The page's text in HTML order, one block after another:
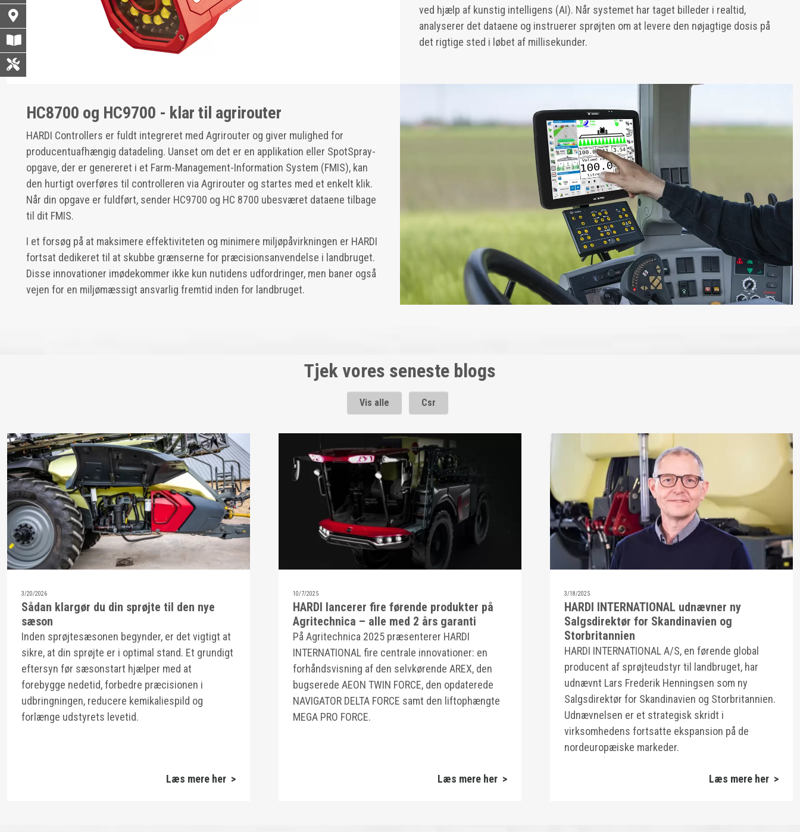
ved hjælp af kunstig intelligens (AI). Når systemet har taget billeder i realtid,
analyserer det dataene og instruerer sprøjten om at levere den nøjagtige dosis på
det rigtige sted i løbet af millisekunder.
HC8700 og HC9700 - klar til agrirouter
HARDI Controllers er fuldt integreret med Agrirouter og giver mulighed for
producentuafhængig datadeling. Uanset om det er en applikation eller SpotSpray-
opgave, der er genereret i et Farm-Management-Information System (FMIS), kan
den hurtigt overføres til controlleren via Agrirouter og startes med et enkelt klik.
Når din opgave er fuldført, sender HC9700 og HC 8700 ubesværet dataene tilbage
til dit FMIS.
I et forsøg på at maksimere effektiviteten og minimere miljøpåvirkningen er HARDI
fortsat dedikeret til at skubbe grænserne for præcisionsanvendelse i landbruget.
Disse innovationer imødekommer ikke kun nutidens udfordringer, men baner også
vejen for en miljømæssigt ansvarlig fremtid inden for landbruget.
Tjek vores seneste blogs
Vis alle Csr
3/20/2026
Sådan klargør du din sprøjte til den nye
sæson
Inden sprøjtesæsonen begynder, er det vigtigt at
sikre, at din sprøjte er i optimal stand. Et grundigt
eftersyn før sæsonstart hjælper med at
forebygge nedetid, forbedre præcisionen i
udbringningen, reducere kemikaliespild og
forlænge udstyrets levetid.
Læs mere her >
10/7/2025
HARDI lancerer fire førende produkter på
Agritechnica – alle med 2 års garanti
På Agritechnica 2025 præsenterer HARDI
INTERNATIONAL fire centrale innovationer: en
forhåndsvisning af den selvkørende AREX, den
bugserede AEON TWIN FORCE, den opdaterede
NAVIGATOR DELTA FORCE samt den liftophængte
MEGA PRO FORCE.
Læs mere her >
3/18/2025
HARDI INTERNATIONAL udnævner ny
Salgsdirektør for Skandinavien og
Storbritannien
HARDI INTERNATIONAL A/S, en førende global
producent af sprøjteudstyr til landbruget, har
udnævnt Lars Frederik Henningsen som ny
Salgsdirektør for Skandinavien og Storbritannien.
Udnævnelsen er et strategisk skridt i
virksomhedens fortsatte ekspansion på de
nordeuropæiske markeder.
Læs mere her >